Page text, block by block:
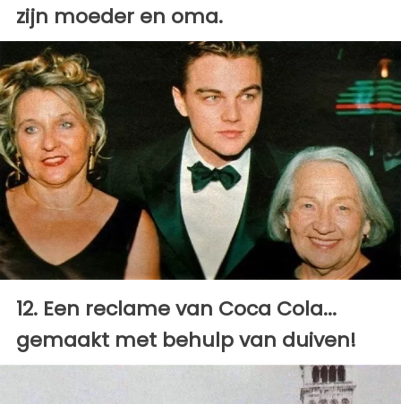
zijn moeder en oma.
12. Een reclame van Coca Cola...
gemaakt met behulp van duiven!